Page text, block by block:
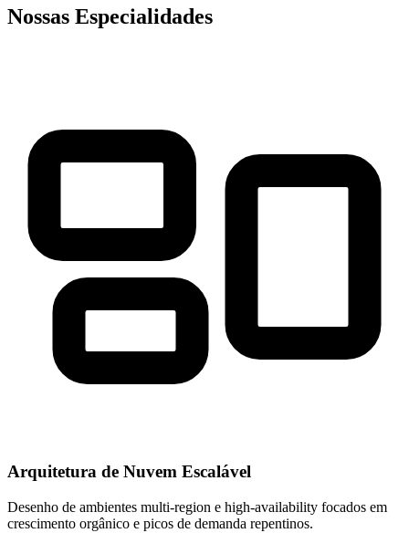
Nossas Especialidades
Arquitetura de Nuvem Escalável
Desenho de ambientes multi-region e high-availability focados em
crescimento orgânico e picos de demanda repentinos.